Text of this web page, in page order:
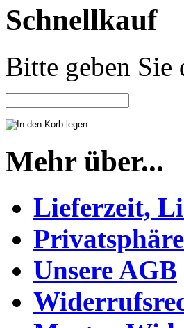
Schnellkauf
Bitte geben Sie
Mehr über...
Lieferzeit,
Unsere AGB